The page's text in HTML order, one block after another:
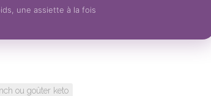
une assiette à la fois
ou goûter keto